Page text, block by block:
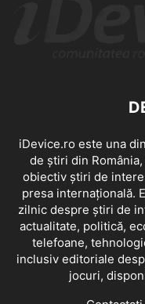
iDevice.ro este una
de știri din
obiectiv știri de
presa internațională.
zilnic despre știri de
actualitate, politică,
telefoane,
inclusiv editoriale
jocuri,